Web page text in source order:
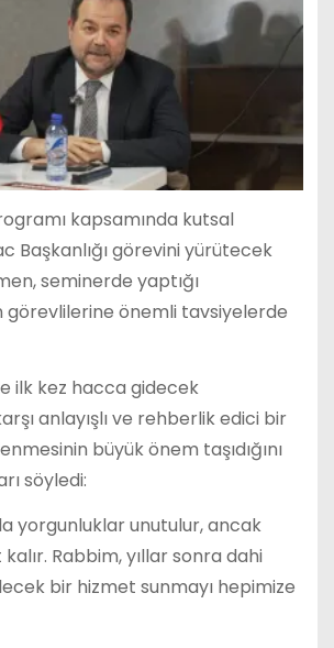
kapsamında kutsal
Başkanlığı görevini yürütecek
seminerde yaptığı
görevlilerine önemli tavsiyelerde
ilk kez hacca gidecek
anlayışlı ve rehberlik edici bir
büyük önem taşıdığını
söyledi:
yorgunluklar unutulur, ancak
Rabbim, yıllar sonra dahi
bir hizmet sunmayı hepimize